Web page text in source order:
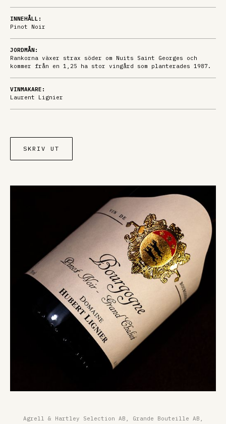
INNEHÅLL:
Pinot Noir
JORDMÅN:
Rankorna växer strax söder om Nuits Saint Georges och
kommer från en 1,25 ha stor vingård som planterades 1987.
VINMAKARE:
Laurent Lignier
SKRIV UT
Agrell & Hartley Selection AB, Grande Bouteille AB,